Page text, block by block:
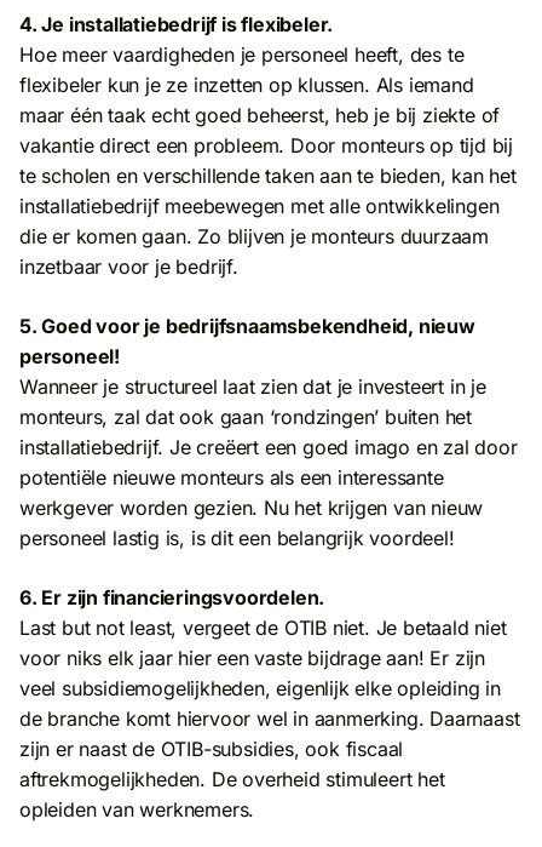
4. Je installatiebedrijf is flexibeler.
Hoe meer vaardigheden je personeel heeft, des te
flexibeler kun je ze inzetten op klussen. Als iemand
maar één taak echt goed beheerst, heb je bij ziekte of
vakantie direct een probleem. Door monteurs op tijd bij
te scholen en verschillende taken aan te bieden, kan het
installatiebedrijf meebewegen met alle ontwikkelingen
die er komen gaan. Zo blijven je monteurs duurzaam
inzetbaar voor je bedrijf.
5. Goed voor je bedrijfsnaamsbekendheid, nieuw
personeel!
Wanneer je structureel laat zien dat je investeert in je
monteurs, zal dat ook gaan ‘rondzingen’ buiten het
installatiebedrijf. Je creëert een goed imago en zal door
potentiële nieuwe monteurs als een interessante
werkgever worden gezien. Nu het krijgen van nieuw
personeel lastig is, is dit een belangrijk voordeel!
6. Er zijn financieringsvoordelen.
Last but not least, vergeet de OTIB niet. Je betaald niet
voor niks elk jaar hier een vaste bijdrage aan! Er zijn
veel subsidiemogelijkheden, eigenlijk elke opleiding in
de branche komt hiervoor wel in aanmerking. Daarnaast
zijn er naast de OTIB-subsidies, ook fiscaal
aftrekmogelijkheden. De overheid stimuleert het
opleiden van werknemers.